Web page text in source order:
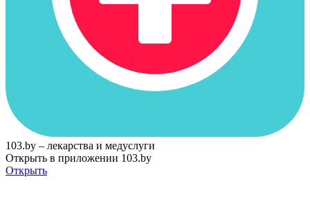
103.by – лекарства и медуслуги
Открыть в приложении 103.by
Открыть